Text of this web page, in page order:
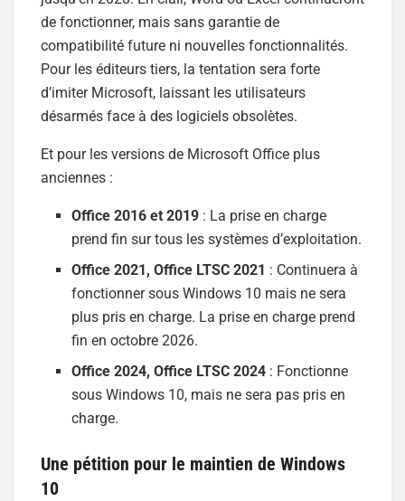
de fonctionner, mais sans garantie de
compatibilité future ni nouvelles fonctionnalités.
Pour les éditeurs tiers, la tentation sera forte
d’imiter Microsoft, laissant les utilisateurs
désarmés face à des logiciels obsolètes.
Et pour les versions de Microsoft Office plus
anciennes :
Office 2016 et 2019 : La prise en charge
prend fin sur tous les systèmes d’exploitation.
Office 2021, Office LTSC 2021 : Continuera à
fonctionner sous Windows 10 mais ne sera
plus pris en charge. La prise en charge prend
fin en octobre 2026.
Office 2024, Office LTSC 2024 : Fonctionne
sous Windows 10, mais ne sera pas pris en
charge.
Une pétition pour le maintien de Windows
10